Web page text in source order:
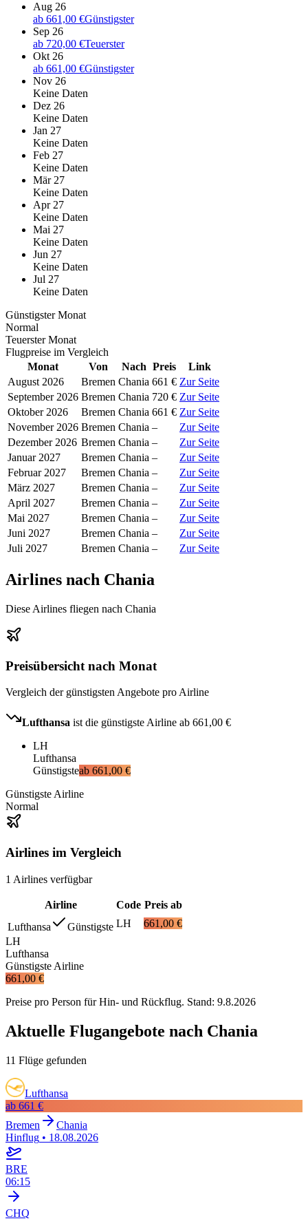
Aug 26
ab 661,00 €Günstigster
Sep 26
ab 720,00 €Teuerster
Okt 26
ab 661,00 €Günstigster
Nov 26
Keine Daten
Dez 26
Keine Daten
Jan 27
Keine Daten
Feb 27
Keine Daten
Mär 27
Keine Daten
Apr 27
Keine Daten
Mai 27
Keine Daten
Jun 27
Keine Daten
Jul 27
Keine Daten
Günstigster Monat
Normal
Teuerster Monat
Flugpreise im Vergleich
Monat
Von Nach Preis
Link
August 2026
Bremen Chania 661 € Zur Seite
September 2026 Bremen Chania 720 € Zur Seite
Oktober 2026
Bremen Chania 661 € Zur Seite
November 2026 Bremen Chania –
Zur Seite
Dezember 2026 Bremen Chania –
Zur Seite
Januar 2027
Bremen Chania –
Zur Seite
Februar 2027
Bremen Chania –
Zur Seite
März 2027
Bremen Chania –
Zur Seite
April 2027
Bremen Chania –
Zur Seite
Mai 2027
Bremen Chania –
Zur Seite
Juni 2027
Bremen Chania –
Zur Seite
Juli 2027
Bremen Chania – Zur Seite
Airlines nach Chania
Diese Airlines fliegen nach Chania
Preisübersicht nach Monat
Vergleich der günstigsten Angebote pro Airline
Lufthansa ist die günstigste Airline ab 661,00 €
LH
Lufthansa
Günstigsteab 661,00 €
Günstigste Airline
Normal
Airlines im Vergleich
1 Airlines verfügbar
Airline Code Preis ab
Lufthansa
Günstigste LH
661,00 €
LH
Lufthansa
Günstigste Airline
661,00 €
Preise pro Person für Hin- und Rückflug. Stand: 9.8.2026
Aktuelle Flugangebote nach Chania
11 Flüge gefunden
Lufthansa
ab 661 €
Bremen
Chania
Hinflug • 18.08.2026
BRE
06:15
CHQ